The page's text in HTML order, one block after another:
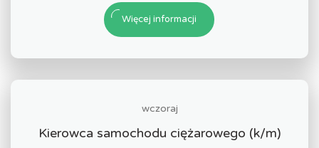
Więcej informacji
wczoraj
Kierowca samochodu ciężarowego (k/m)